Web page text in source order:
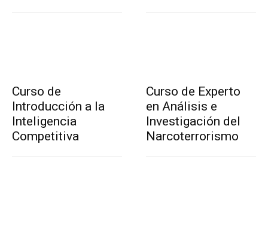
Curso de
Introducción a la
Inteligencia
Competitiva
Curso de Experto
en Análisis e
Investigación del
Narcoterrorismo